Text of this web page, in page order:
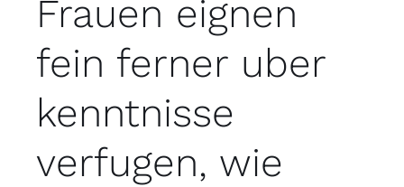
Frauen eignen
fein ferner uber
kenntnisse
verfugen, wie